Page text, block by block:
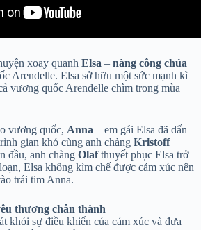
xoay quanh Elsa – nàng công chúa
Arendelle. Elsa sở hữu một sức mạnh kì
vương quốc Arendelle chìm trong mùa
vương quốc, Anna – em gái Elsa đã dấn
gian khó cùng anh chàng Kristoff
đầu, anh chàng Olafthuyết phục Elsa trở
Elsa không kìm chế được cảm xúc nên
trái tim Anna.
thương chân thành
khỏi sự điều khiển của cảm xúc và đưa